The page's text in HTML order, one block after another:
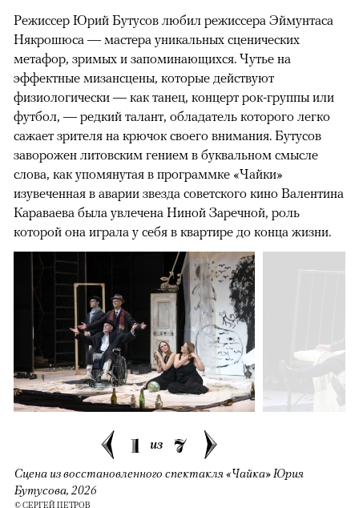
Режиссер Юрий Бутусов любил режиссера Эймунтаса
Някрошюса — мастера уникальных сценических
метафор, зримых и запоминающихся. Чутье на
эффектные мизансцены, которые действуют
физиологически — как танец, концерт рок-группы или
футбол, — редкий талант, обладатель которого легко
сажает зрителя на крючок своего внимания. Бутусов
заворожен литовским гением в буквальном смысле
слова, как упомянутая в программке «Чайки»
изувеченная в аварии звезда советского кино Валентина
Караваева была увлечена Ниной Заречной, роль
которой она играла у себя в квартире до конца жизни.
1 из 7
Сцена из восстановленного спектакля «Чайка» Юрия
Бутусова, 2026
© СЕРГЕЙ ПЕТРОВ